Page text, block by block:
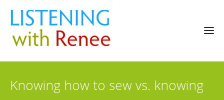
Knowing how to sew vs. knowing